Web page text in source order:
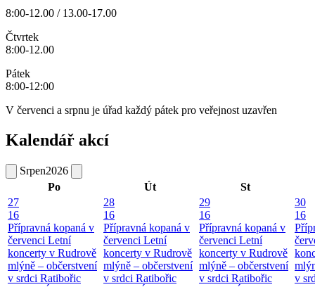
8:00-12.00 / 13.00-17.00
Čtvrtek
8:00-12.00
Pátek
8:00-12:00
V červenci a srpnu je úřad každý pátek pro veřejnost uzavřen
Kalendář akcí
Srpen2026
Po
Út
St
27
16
Přípravná kopaná v
červenci Letní
koncerty v Rudrově
mlýně – občerstvení
v srdci Ratibořic
28
16
Přípravná kopaná v
červenci Letní
koncerty v Rudrově
mlýně – občerstvení
v srdci Ratibořic
29
16
Přípravná kopaná v
červenci Letní
koncerty v Rudrově
mlýně – občerstvení
v srdci Ratibořic
30
16
v